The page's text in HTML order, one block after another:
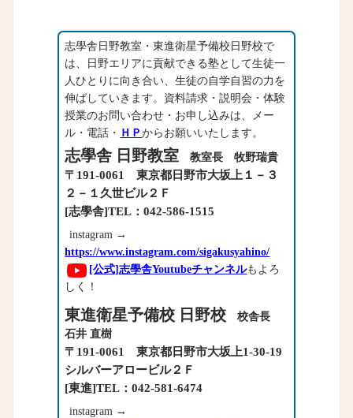
志學舎日野教室・東進衛星予備校日野校で
は、日野エリアに貢献できる塾として生徒一
人ひとりに向き合い、生徒の自学自習の力を
伸ばしていきます。資料請求・説明会・体験
授業のお問い合わせ・お申し込みは、メー
ル・電話・
ＨＰからお願いいたします。
志學舎 日野教室 教室長 牧野瑞貴
〒191-0061 東京都日野市大坂上１－３
２－１久世ビル２Ｆ
[志學舎]TEL：042-586-1515
instagram →
https://www.instagram.com/sigakusyahino/
[公式]志學舎Youtubeチャンネルもよろ
しく！
東進衛星予備校 日野校 校舎長
石井 直樹
〒191-0061 東京都日野市大坂上1-30-19
シルバーアロービル２Ｆ
[東進]TEL：042-581-6474
instagram →